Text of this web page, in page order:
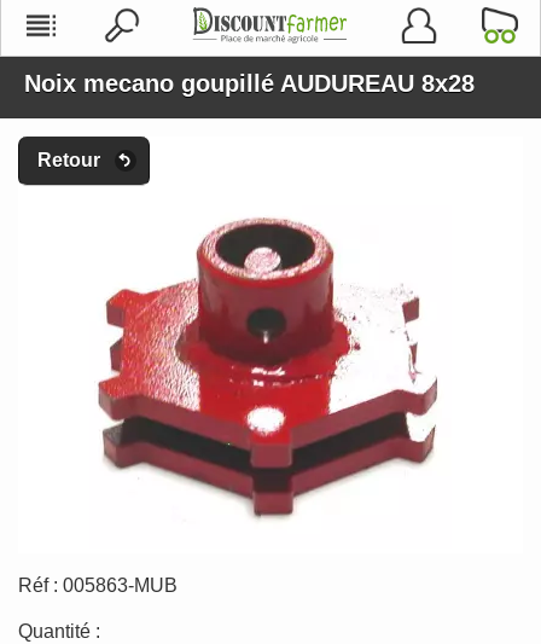
Noix mecano goupillé AUDUREAU 8x28
Retour
Réf : 005863-MUB
Quantité :